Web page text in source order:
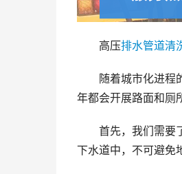
高压排水管道清
随着城市化进程
年都会开展路面和厕
首先，我们需要
下水道中，不可避免